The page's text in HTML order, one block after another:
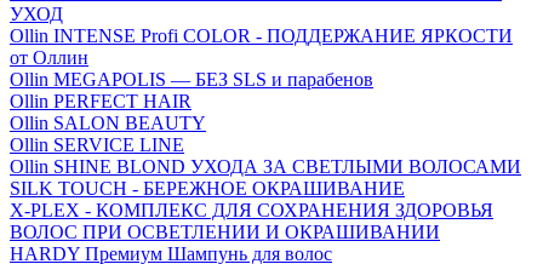
УХОД
Ollin INTENSE Profi COLOR - ПОДДЕРЖАНИЕ ЯРКОСТИ
от Оллин
Ollin MEGAPOLIS — БЕЗ SLS и парабенов
Ollin PERFECT HAIR
Ollin SALON BEAUTY
Ollin SERVICE LINE
Ollin SHINE BLOND УХОДА ЗА СВЕТЛЫМИ ВОЛОСАМИ
SILK TOUCH - БЕРЕЖНОЕ ОКРАШИВАНИЕ
X-PLEX - КОМПЛЕКС ДЛЯ СОХРАНЕНИЯ ЗДОРОВЬЯ
ВОЛОС ПРИ ОСВЕТЛЕНИИ И ОКРАШИВАНИИ
HARDY Премиум Шампунь для волос